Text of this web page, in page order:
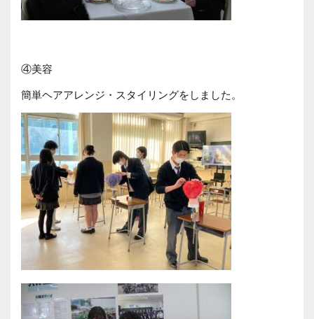
④美容
簡単ヘアアレンジ・スタイリングをしました。